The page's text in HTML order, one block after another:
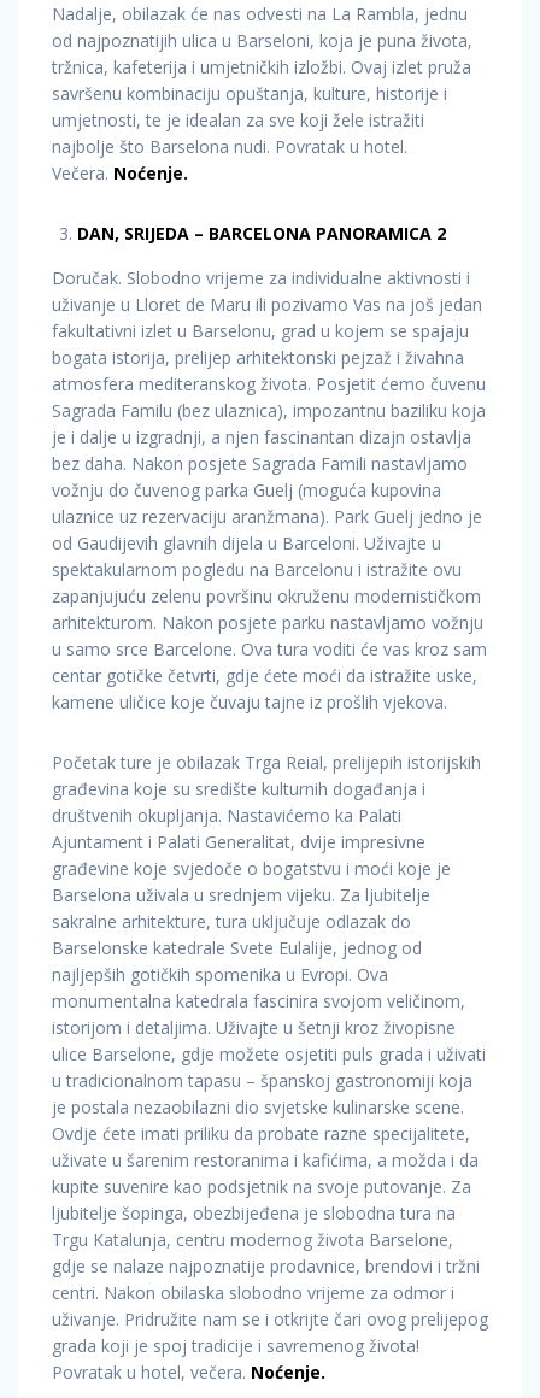
Nadalje, obilazak će nas odvesti na La Rambla, jednu
od najpoznatijih ulica u Barseloni, koja je puna života,
tržnica, kafeterija i umjetničkih izložbi. Ovaj izlet pruža
savršenu kombinaciju opuštanja, kulture, historije i
umjetnosti, te je idealan za sve koji žele istražiti
najbolje što Barselona nudi. Povratak u hotel.
Večera. Noćenje.
DAN, SRIJEDA – BARCELONA PANORAMICA 2
Doručak. Slobodno vrijeme za individualne aktivnosti i
uživanje u Lloret de Maru ili pozivamo Vas na još jedan
fakultativni izlet u Barselonu, grad u kojem se spajaju
bogata istorija, prelijep arhitektonski pejzaž i živahna
atmosfera mediteranskog života. Posjetit ćemo čuvenu
Sagrada Familu (bez ulaznica), impozantnu baziliku koja
je i dalje u izgradnji, a njen fascinantan dizajn ostavlja
bez daha. Nakon posjete Sagrada Famili nastavljamo
vožnju do čuvenog parka Guelj (moguća kupovina
ulaznice uz rezervaciju aranžmana). Park Guelj jedno je
od Gaudijevih glavnih dijela u Barceloni. Uživajte u
spektakularnom pogledu na Barcelonu i istražite ovu
zapanjujuću zelenu površinu okruženu modernističkom
arhitekturom. Nakon posjete parku nastavljamo vožnju
u samo srce Barcelone. Ova tura voditi će vas kroz sam
centar gotičke četvrti, gdje ćete moći da istražite uske,
kamene uličice koje čuvaju tajne iz prošlih vjekova.
Početak ture je obilazak Trga Reial, prelijepih istorijskih
građevina koje su središte kulturnih događanja i
društvenih okupljanja. Nastavićemo ka Palati
Ajuntament i Palati Generalitat, dvije impresivne
građevine koje svjedoče o bogatstvu i moći koje je
Barselona uživala u srednjem vijeku. Za ljubitelje
sakralne arhitekture, tura uključuje odlazak do
Barselonske katedrale Svete Eulalije, jednog od
najljepših gotičkih spomenika u Evropi. Ova
monumentalna katedrala fascinira svojom veličinom,
istorijom i detaljima. Uživajte u šetnji kroz živopisne
ulice Barselone, gdje možete osjetiti puls grada i uživati
u tradicionalnom tapasu – španskoj gastronomiji koja
je postala nezaobilazni dio svjetske kulinarske scene.
Ovdje ćete imati priliku da probate razne specijalitete,
uživate u šarenim restoranima i kafićima, a možda i da
kupite suvenire kao podsjetnik na svoje putovanje. Za
ljubitelje šopinga, obezbijeđena je slobodna tura na
Trgu Katalunja, centru modernog života Barselone,
gdje se nalaze najpoznatije prodavnice, brendovi i tržni
centri. Nakon obilaska slobodno vrijeme za odmor i
uživanje. Pridružite nam se i otkrijte čari ovog prelijepog
grada koji je spoj tradicije i savremenog života!
Povratak u hotel, večera. Noćenje.